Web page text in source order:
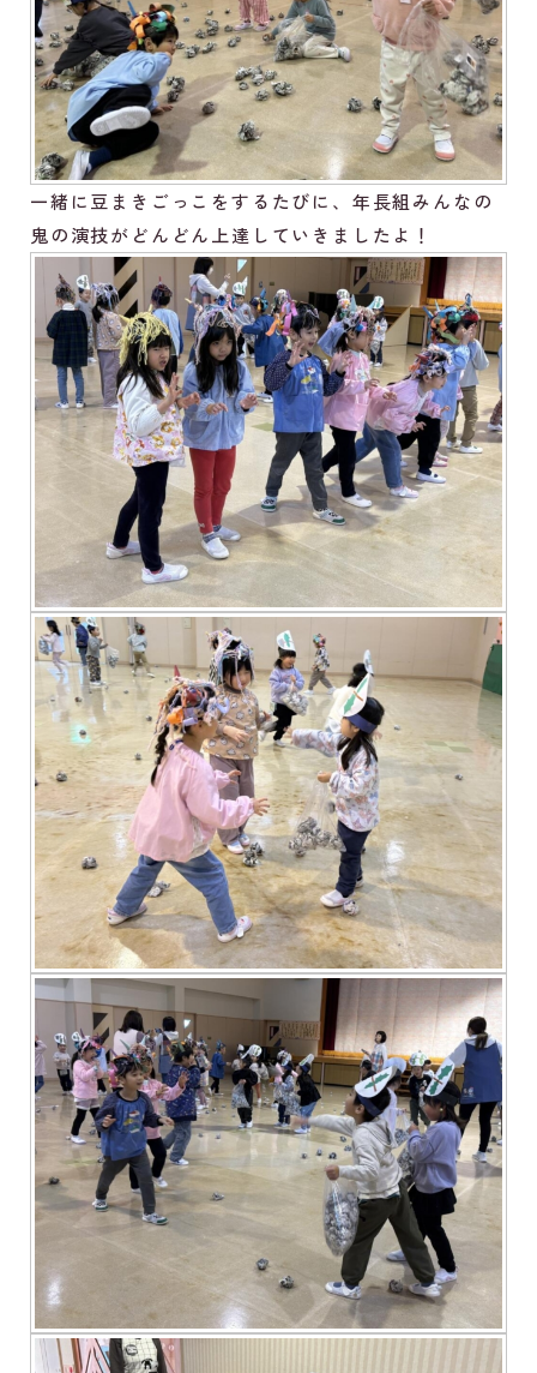
一緒に豆まきごっこをするたびに、年長組みんなの
鬼の演技がどんどん上達していきましたよ！